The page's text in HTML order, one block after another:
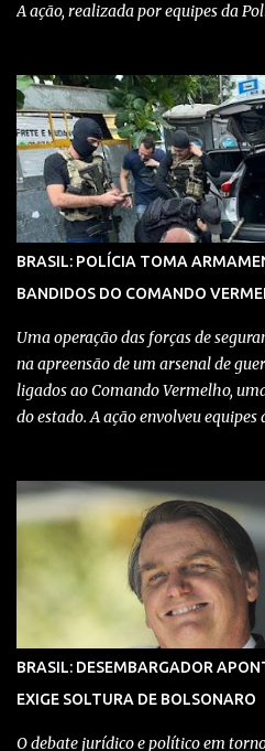
A ação, realizada por equipes da
de coordenar atividades
vídeo: Clique aqui para ter acesso
absurdos, escrito por juristas,
profissionais da saúde
praticados durante a pandemia de
campanhas anticientíficas, atos de
inconstitucionalidades por
perseguidos por políticos e seus
WhatsApp! Garanta acesso ao
entrar no grupo do Whats...
BRASIL: POLÍCIA TOMA
BANDIDOS DO COMANDO
Uma operação das forças de
na apreensão de um arsenal de
ligados ao Comando Vermelho,
do estado. A ação envolveu equipes
confrontos com grupos rivais e com
segurança. Confira detalhes no
ao livro O Brasil e a pandemia de
economistas, jornalistas e
sobre os absurdos praticados
como tiranias, campanhas
inconstitucionalidades por
perseguidos por políticos e seus
WhatsApp! Garanta acesso ao
BRASIL: DESEMBARGADOR
EXIGE SOLTURA DE BOLSONARO
O debate jurídico e político em